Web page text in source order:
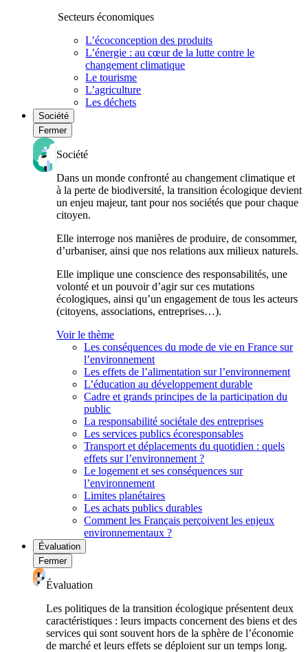
Secteurs économiques
L’écoconception des produits
L’énergie : au cœur de la lutte contre le
changement climatique
Le tourisme
L’agriculture
Les déchets
Société
Fermer
Société
Dans un monde confronté au changement climatique et
à la perte de biodiversité, la transition écologique devient
un enjeu majeur, tant pour nos sociétés que pour chaque
citoyen.
Elle interroge nos manières de produire, de consommer,
d’urbaniser, ainsi que nos relations aux milieux naturels.
Elle implique une conscience des responsabilités, une
volonté et un pouvoir d’agir sur ces mutations
écologiques, ainsi qu’un engagement de tous les acteurs
(citoyens, associations, entreprises…).
Voir le thème
Les conséquences du mode de vie en France sur
l’environnement
Les effets de l’alimentation sur l’environnement
L’éducation au développement durable
Cadre et grands principes de la participation du
public
La responsabilité sociétale des entreprises
Les services publics écoresponsables
Transport et déplacements du quotidien : quels
effets sur l’environnement ?
Le logement et ses conséquences sur
l’environnement
Limites planétaires
Les achats publics durables
Comment les Français perçoivent les enjeux
environnementaux ?
Évaluation
Fermer
Évaluation
Les politiques de la transition écologique présentent deux
caractéristiques : leurs impacts concernent des biens et des
services qui sont souvent hors de la sphère de l’économie
de marché et leurs effets se déploient sur un temps long.